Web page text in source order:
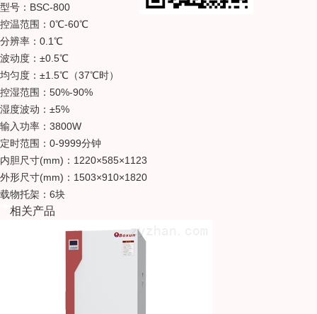
型号：BSC-800
控温范围：0℃-60℃
分辨率：0.1℃
波动度：±0.5℃
均匀度：±1 .5℃ （37℃时）
控湿范围：50%-90%
湿度波动：±5%
输入功率：3800W
定时范围：0-9999分钟
内胆尺寸(mm)：1220×585×1123
外形尺寸(mm)：1503×910×1820
载物托架：6块
相关产品